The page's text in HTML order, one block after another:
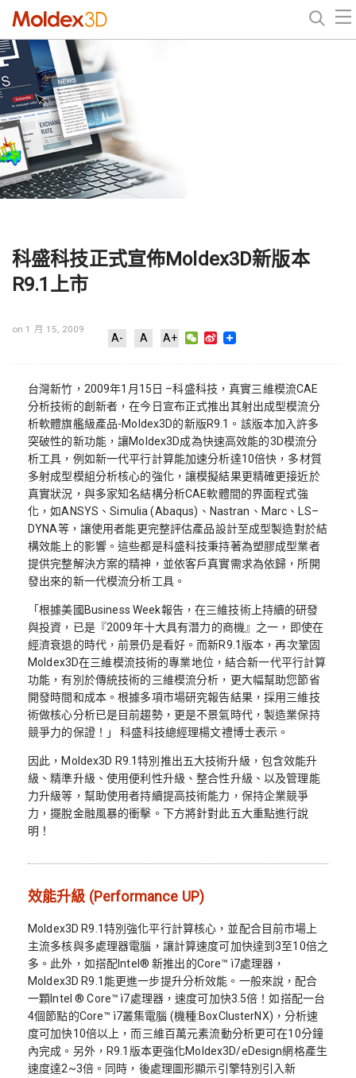
科盛科技正式宣佈Moldex3D新版本
R9.1上市
on 1 月 15, 2009
A- A A+ WeChat
Sina
台灣新竹，2009年1月15日 –科盛科技，真實三維模流CAE
分析技術的創新者，在今日宣布正式推出其射出成型模流分
析軟體旗艦級產品-Moldex3D的新版R9.1。該版本加入許多
突破性的新功能，讓Moldex3D成為快速高效能的3D模流分
析工具，例如新一代平行計算能加速分析達10倍快，多材質
多射成型模組分析核心的強化，讓模擬結果更精確更接近於
真實狀況，與多家知名結構分析CAE軟體間的界面程式強
化，如ANSYS、Simulia (Abaqus)、Nastran、Marc、LS–
DYNA等，讓使用者能更完整評估產品設計至成型製造對於結
構效能上的影響。這些都是科盛科技秉持著為塑膠成型業者
提供完整解決方案的精神，並依客戶真實需求為依歸，所開
發出來的新一代模流分析工具。
「根據美國Business Week報告，在三維技術上持續的研發
與投資，已是『2009年十大具有潛力的商機』之一，即使在
經濟衰退的時代，前景仍是看好。而新R9.1版本，再次鞏固
Moldex3D在三維模流技術的專業地位，結合新一代平行計算
功能，有別於傳統技術的三維模流分析，更大幅幫助您節省
開發時間和成本。根據多項市場研究報告結果，採用三維技
術做核心分析已是目前趨勢，更是不景氣時代，製造業保持
競爭力的保證！」 科盛科技總經理楊文禮博士表示。
因此，Moldex3D R9.1特別推出五大技術升級，包含效能升
級、精準升級、使用便利性升級、整合性升級、以及管理能
力升級等，幫助使用者持續提高技術能力，保持企業競爭
力，擺脫金融風暴的衝擊。下方將針對此五大重點進行說
明！
效能升級 (Performance UP)
Moldex3D R9.1特別強化平行計算核心，並配合目前市場上
主流多核與多處理器電腦，讓計算速度可加快達到3至10倍之
多。此外，如搭配Intel® 新推出的Core™ ì7處理器，
Moldex3D R9.1能更進一步提升分析效能。一般來說，配合
一顆Intel ® Core™ ì7處理器，速度可加快3.5倍！如搭配一台
4個節點的Core™ ì7叢集電腦 (機種:BoxClusterNX)，分析速
度可加快10倍以上，而三維百萬元素流動分析更可在10分鐘
內完成。另外，R9.1版本更強化Moldex3D/eDesign網格產生
速度達2~3倍。同時，後處理圖形顯示引擎特別引入新